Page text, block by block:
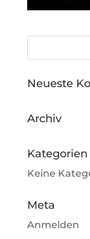
Neueste
Archiv
Kategorien
Keine
Meta
Anmelden